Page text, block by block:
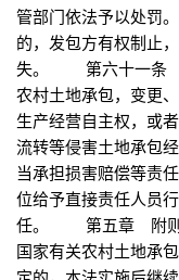
管部门依法予以处
的，发包方有权制止
失。 第六十一条 国
农村土地承包，变更
生产经营自主权，或
流转等侵害土地承包
当承担损害赔偿等责
位给予直接责任人员
任。 第五章 附则
国家有关农村土地承